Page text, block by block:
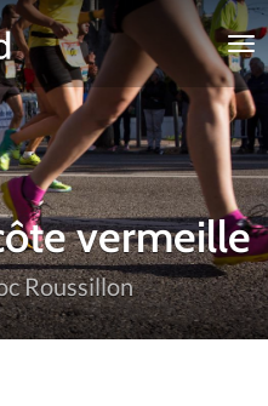
marathons.world
vermeille
Roussillon